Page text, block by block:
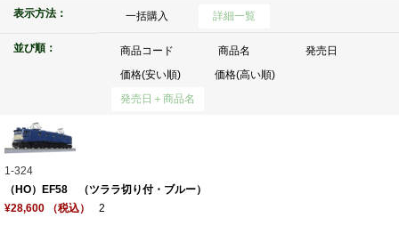
表示方法： 一括購入 詳細一覧
並び順： 商品コード 商品名
発売日
価格(安い順)
価格(高い順)
発売日＋商品名
1-324
（HO）EF58 （ツララ切り付・ブルー）
¥28,600 （税込）
2